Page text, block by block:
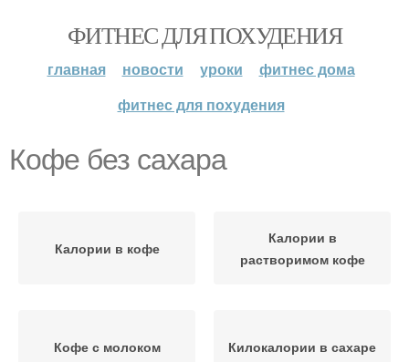
ФИТНЕС ДЛЯ ПОХУДЕНИЯ
главная новости уроки
фитнес дома
фитнес для похудения
Кофе без сахара
Калории в кофе
Калории в
растворимом кофе
Кофе с молоком Килокалории в сахаре